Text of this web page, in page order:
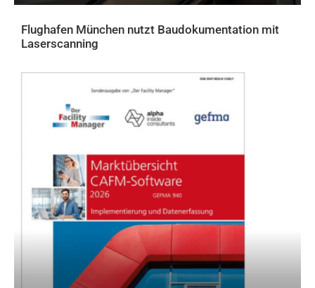
Flughafen München nutzt Baudokumentation mit
Laserscanning